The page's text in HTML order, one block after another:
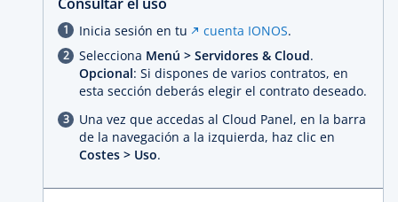
Inicia sesión en tu cuenta IONOS.
Selecciona Menú > Servidores & Cloud.
Opcional: Si dispones de varios contratos, en
esta sección deberás elegir el contrato deseado.
Una vez que accedas al Cloud Panel, en la barra
de la navegación a la izquierda, haz clic en
Costes > Uso.